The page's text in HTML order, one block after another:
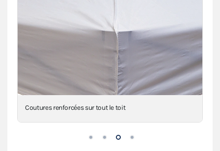
Coutures renforcées sur tout le toit